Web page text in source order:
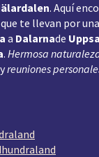
. Aquí
te llevan por
a Dalarnade
. Hermosa
yreuniones